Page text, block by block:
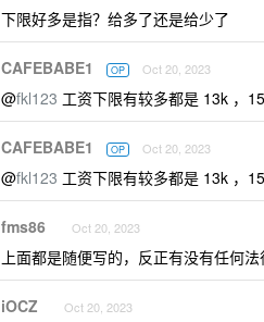
下限好多是指？给多了还是给少了
CAFEBABE1 OP Oct 20, 2023
@fkl123 工资下限有较多都是 13k ，15
CAFEBABE1 OP Oct 20, 2023
@fkl123 工资下限有较多都是 13k ，
fms86 Oct 20, 2023
上面都是随便写的，反正有没有任何
iOCZ Oct 20, 2023